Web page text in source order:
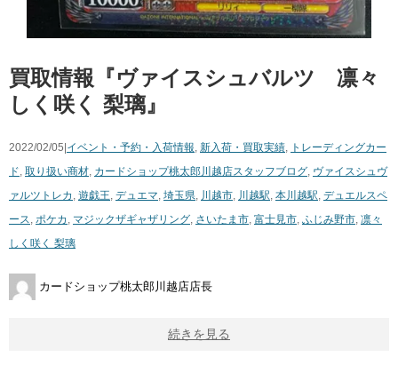
買取情報『ヴァイスシュバルツ 凛々
しく咲く ​梨璃』
2022/02/05|イベント・予約・入荷情報 新入荷・買取実績
トレーディングカー
ド 取り扱い商材 カードショップ桃太郎川越店スタッフブログ ヴァイスシュヴ
ァルツ トレカ 遊戯王 デュエマ 埼玉県 川越市 川越駅 本川越駅 デュエルスペ
ース
ポケカ マジックザギャザリング さいたま市 富士見市 ふじみ野市 凛々
しく咲く ​梨璃
カードショップ桃太郎川越店店長
続きを見る